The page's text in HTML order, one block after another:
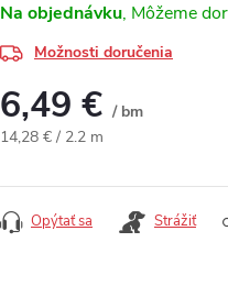
Na objednávku
Možnosti doručenia
6,49 € / bm
Jednotková cena:
14,28 € / 2.2 m
Opýtať sa Strážiť